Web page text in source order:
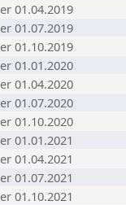
01.04.2019
01.07.2019
01.10.2019
01.01.2020
01.04.2020
01.07.2020
01.10.2020
01.01.2021
01.04.2021
01.07.2021
01.10.2021